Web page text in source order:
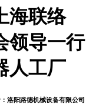
海联络
领导一行
人工厂
洛阳路德机械设备有限公司